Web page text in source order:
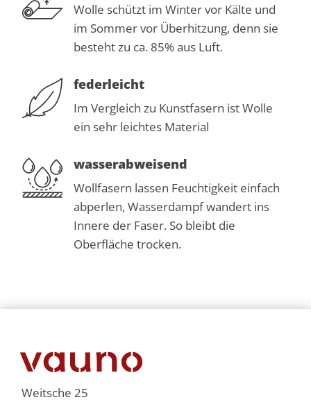
Wolle schützt im Winter vor Kälte und
im Sommer vor Überhitzung, denn sie
besteht zu ca. 85% aus Luft.
federleicht
Im Vergleich zu Kunstfasern ist Wolle
ein sehr leichtes Material
wasserabweisend
Wollfasern lassen Feuchtigkeit einfach
abperlen, Wasserdampf wandert ins
Innere der Faser. So bleibt die
Oberfläche trocken.
Weitsche 25